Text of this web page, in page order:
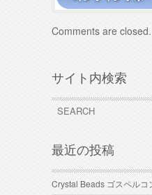
Comments are closed.
サイト内検索
最近の投稿
Crystal Beads ゴスペルコ